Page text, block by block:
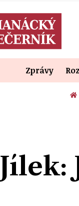
Zprávy
Jílek: